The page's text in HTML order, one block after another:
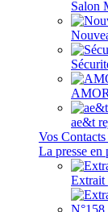
Salon
ae&t
Vos
La presse en
Extrait